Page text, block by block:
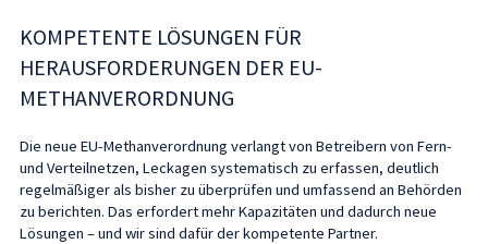
KOMPETENTE LÖSUNGEN FÜR
HERAUSFORDERUNGEN DER EU-
METHANVERORDNUNG
Die neue EU-Methanverordnung verlangt von Betreibern von Fern-
und Verteilnetzen, Leckagen systematisch zu erfassen, deutlich
regelmäßiger als bisher zu überprüfen und umfassend an Behörden
zu berichten. Das erfordert mehr Kapazitäten und dadurch neue
Lösungen – und wir sind dafür der kompetente Partner.